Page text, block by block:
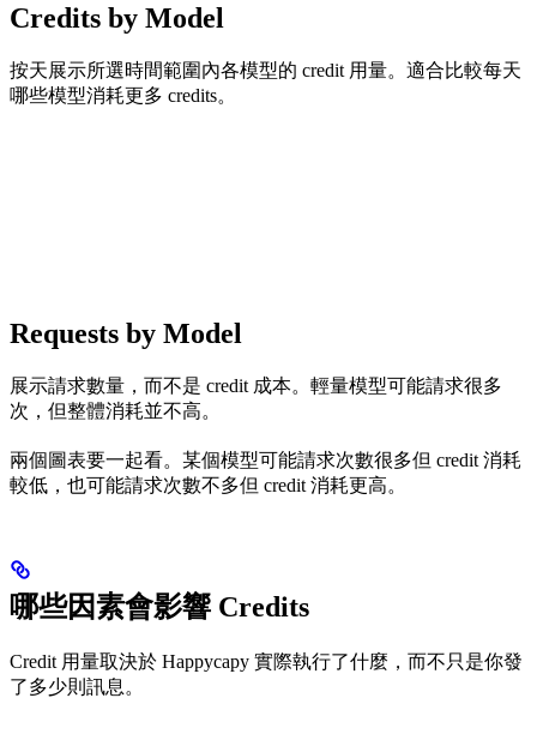
Credits by Model
按天展示所選時間範圍內各模型的 credit 用量。適合比較每天
哪些模型消耗更多 credits。
Requests by Model
展示請求數量，而不是 credit 成本。輕量模型可能請求很多
次，但整體消耗並不高。
兩個圖表要一起看。某個模型可能請求次數很多但 credit 消耗
較低，也可能請求次數不多但 credit 消耗更高。
哪些因素會影響 Credits
Credit 用量取決於 Happycapy 實際執行了什麼，而不只是你發
了多少則訊息。